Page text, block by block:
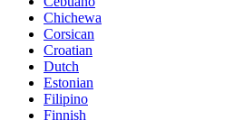
Chichewa
Corsican
Croatian
Dutch
Estonian
Filipino
Finnish